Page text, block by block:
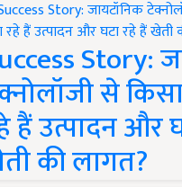
Story:
से
हैं उत्पादन और
की लागत?